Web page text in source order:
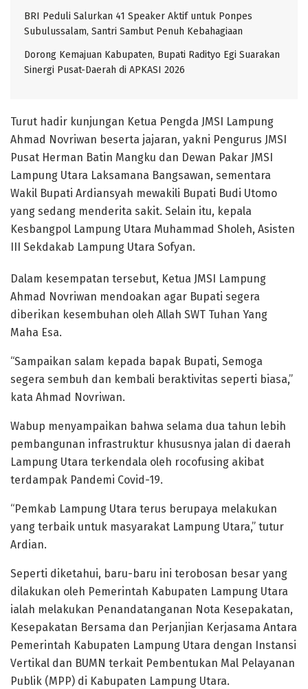
BRI Peduli Salurkan 41 Speaker Aktif untuk Ponpes
Subulussalam, Santri Sambut Penuh Kebahagiaan
Dorong Kemajuan Kabupaten, Bupati Radityo Egi Suarakan
Sinergi Pusat-Daerah di APKASI 2026
Turut hadir kunjungan Ketua Pengda JMSI Lampung
Ahmad Novriwan beserta jajaran, yakni Pengurus JMSI
Pusat Herman Batin Mangku dan Dewan Pakar JMSI
Lampung Utara Laksamana Bangsawan, sementara
Wakil Bupati Ardiansyah mewakili Bupati Budi Utomo
yang sedang menderita sakit. Selain itu, kepala
Kesbangpol Lampung Utara Muhammad Sholeh, Asisten
III Sekdakab Lampung Utara Sofyan.
Dalam kesempatan tersebut, Ketua JMSI Lampung
Ahmad Novriwan mendoakan agar Bupati segera
diberikan kesembuhan oleh Allah SWT Tuhan Yang
Maha Esa.
“Sampaikan salam kepada bapak Bupati, Semoga
segera sembuh dan kembali beraktivitas seperti biasa,”
kata Ahmad Novriwan.
Wabup menyampaikan bahwa selama dua tahun lebih
pembangunan infrastruktur khususnya jalan di daerah
Lampung Utara terkendala oleh rocofusing akibat
terdampak Pandemi Covid-19.
“Pemkab Lampung Utara terus berupaya melakukan
yang terbaik untuk masyarakat Lampung Utara,” tutur
Ardian.
Seperti diketahui, baru-baru ini terobosan besar yang
dilakukan oleh Pemerintah Kabupaten Lampung Utara
ialah melakukan Penandatanganan Nota Kesepakatan,
Kesepakatan Bersama dan Perjanjian Kerjasama Antara
Pemerintah Kabupaten Lampung Utara dengan Instansi
Vertikal dan BUMN terkait Pembentukan Mal Pelayanan
Publik (MPP) di Kabupaten Lampung Utara.